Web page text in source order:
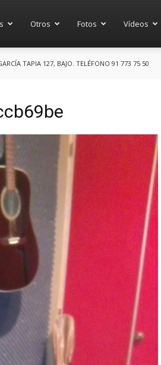
Otros Fotos Vídeos
TAPIA 127, BAJO. TELÉFONO 91 773 75 50